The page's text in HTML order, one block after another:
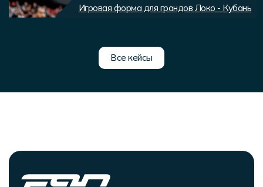
Игровая форма для грандов Локо - Кубань
Все кейсы